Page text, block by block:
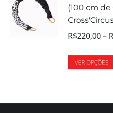
(100 cm
R$220,00–
VER OPÇÕES